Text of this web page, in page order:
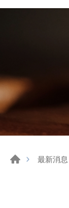
最新消息